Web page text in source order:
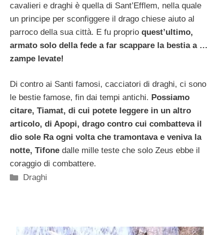
cavalieri e draghi è quella di Sant’Efflem, nella quale
un principe per sconfiggere il drago chiese aiuto al
parroco della sua città. E fu proprio quest’ultimo,
armato solo della fede a far scappare la bestia a …
zampe levate!
Di contro ai Santi famosi, cacciatori di draghi, ci sono
le bestie famose, fin dai tempi antichi. Possiamo
citare, Tiamat, di cui potete leggere in un altro
articolo, di Apopi, drago contro cui combatteva il
dio sole Ra ogni volta che tramontava e veniva la
notte, Tifone dalle mille teste che solo Zeus ebbe il
coraggio di combattere.
Categorie
Draghi